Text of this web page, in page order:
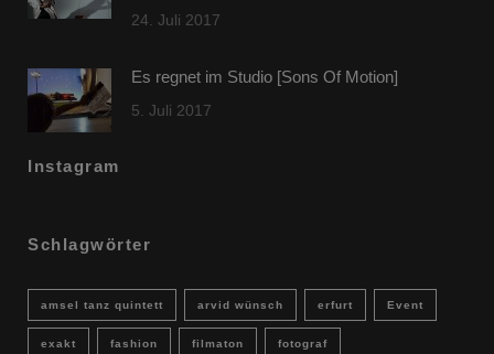
24. Juli 2017
Es regnet im Studio [Sons Of Motion]
5. Juli 2017
Instagram
Schlagwörter
amsel tanz quintett arvid wünsch erfurt Event
exakt fashion filmaton fotograf